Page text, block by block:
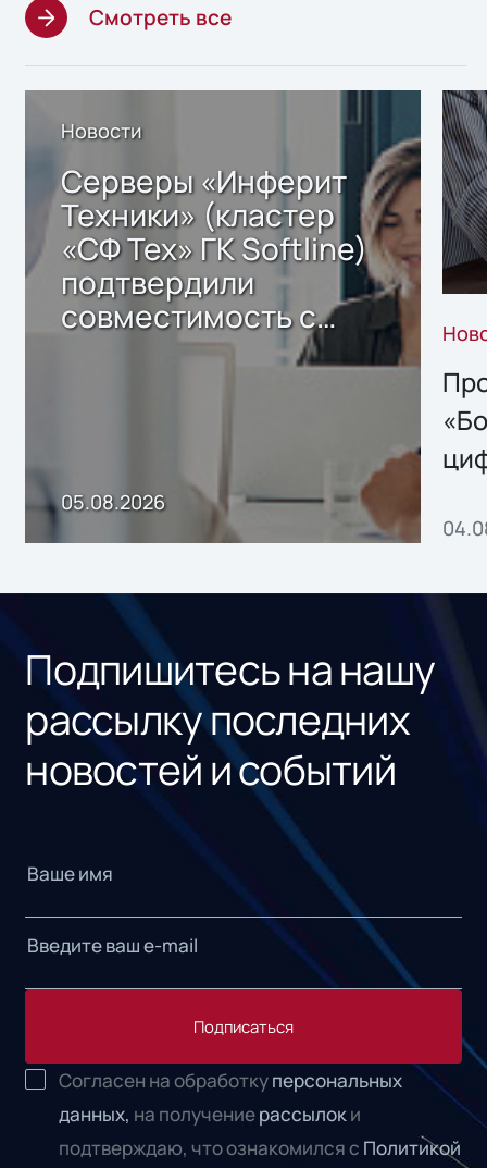
Смотреть все
Новости
Серверы «Инферит
Техники» (кластер
«СФ Тех» ГК Softline)
подтвердили
совместимость с
решением Sharx
05.08.2026
Подпишитесь на нашу
рассылку последних
новостей и событий
Подписаться
Согласен на обработкуперсональных
данных, на получениерассылоки
подтверждаю, что ознакомился с Политикой